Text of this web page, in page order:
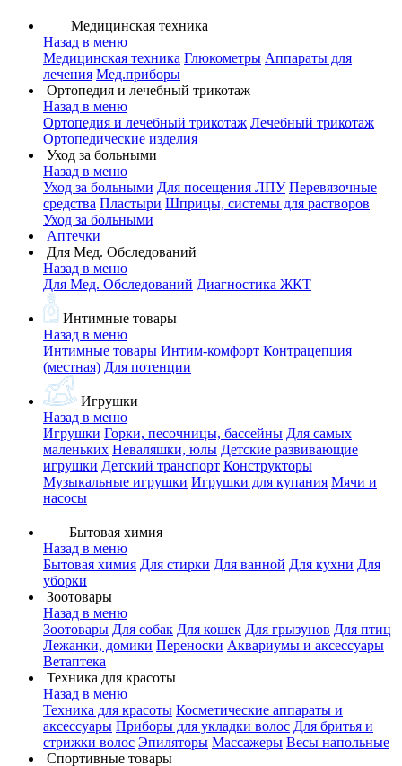
Медицинская техника
Назад в меню
Медицинская техника Глюкометры Аппараты для
лечения Мед.приборы
Ортопедия и лечебный трикотаж
Назад в меню
Ортопедия и лечебный трикотаж Лечебный трикотаж
Ортопедические изделия
Уход за больными
Назад в меню
Уход за больными Для посещения ЛПУ Перевязочные
средства Пластыри Шприцы, системы для растворов
Уход за больными
Аптечки
Для Мед. Обследований
Назад в меню
Для Мед. Обследований Диагностика ЖКТ
Интимные товары
Назад в меню
Интимные товары Интим-комфорт Контрацепция
(местная) Для потенции
Игрушки
Назад в меню
Игрушки Горки, песочницы, бассейны Для самых
маленьких Неваляшки, юлы Детские развивающие
игрушки Детский транспорт Конструкторы
Музыкальные игрушки Игрушки для купания Мячи и
насосы
Бытовая химия
Назад в меню
Бытовая химия Для стирки Для ванной Для кухни Для
уборки
Зоотовары
Назад в меню
Зоотовары Для собак Для кошек Для грызунов Для птиц
Лежанки, домики Переноски Аквариумы и аксессуары
Ветаптека
Техника для красоты
Назад в меню
Техника для красоты Косметические аппараты и
аксессуары Приборы для укладки волос Для бритья и
стрижки волос Эпиляторы Массажеры Весы напольные
Спортивные товары